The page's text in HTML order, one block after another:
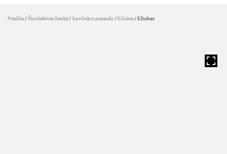
Pradžia /Šiuolaikiniai žaislai /Gyvūnijos pasaulis / Ežiukai / Ežiukas